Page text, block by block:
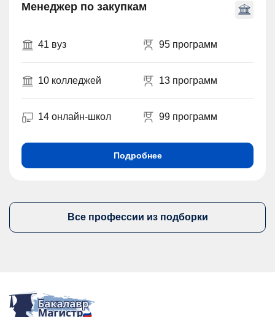
Менеджер по закупкам
41 вуз 95 программ
10 колледжей 13 программ
14 онлайн-школ 99 программ
Подробнее
Все профессии из подборки